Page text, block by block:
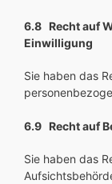
6.8 Recht auf
Einwilligung
Sie haben das
6.9 Recht auf
Sie haben das